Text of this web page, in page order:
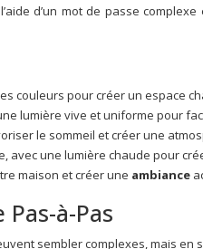
d’un mot de passe
couleurs pour créer un espace
lumière vive et uniforme pour
le sommeil et créer une
avec une lumière chaude pour
maison et créer une ambiance
à-Pas
sembler complexes, mais